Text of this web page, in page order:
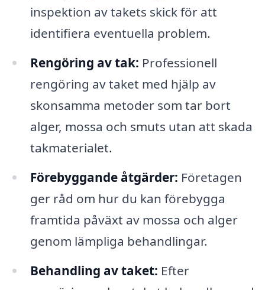
inspektion av takets skick för att
identifiera eventuella problem.
Rengöring av tak: Professionell
rengöring av taket med hjälp av
skonsamma metoder som tar bort
alger, mossa och smuts utan att skada
takmaterialet.
Förebyggande åtgärder: Företagen
ger råd om hur du kan förebygga
framtida påväxt av mossa och alger
genom lämpliga behandlingar.
Behandling av taket: Efter